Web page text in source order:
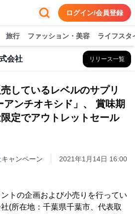
ログイン/会員登録
旅行 ファッション・美容 ライフスタ
会社 リリース一覧
しているレベルのサプリ
アンチオキシド」、 賞味期
定でアウトレットセール
キャンペーン 2021年1月14日 16:00
トの企画および小売りを行ってい
(所在地：千葉県千葉市、代表取